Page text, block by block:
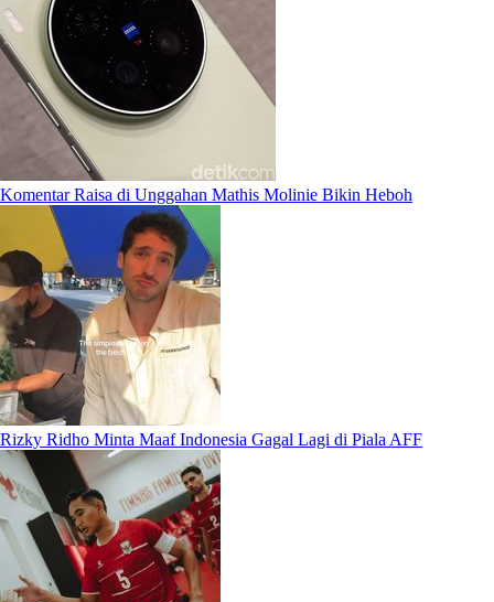
Komentar Raisa di Unggahan Mathis Molinie Bikin Heboh
Rizky Ridho Minta Maaf Indonesia Gagal Lagi di Piala AFF